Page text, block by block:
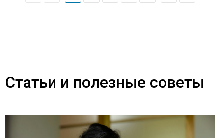
Статьи и полезные советы